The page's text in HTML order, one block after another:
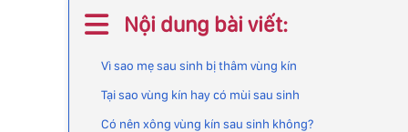
Nội dung bài viết:
Vì sao mẹ sau sinh bị thâm vùng kín
Tại sao vùng kín hay có mùi sau sinh
Có nên xông vùng kín sau sinh không?